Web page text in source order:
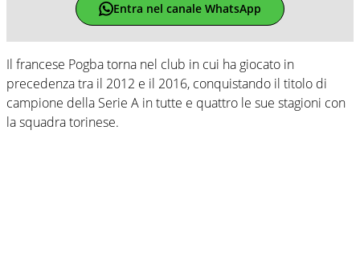
Entra nel canale WhatsApp
Il francese Pogba torna nel club in cui ha giocato in
precedenza tra il 2012 e il 2016, conquistando il titolo di
campione della Serie A in tutte e quattro le sue stagioni con
la squadra torinese.